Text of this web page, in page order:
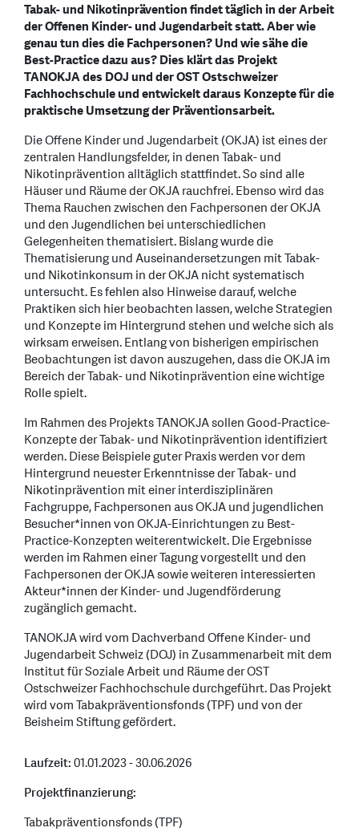
Tabak- und Nikotinprävention findet täglich in der Arbeit
der Offenen Kinder- und Jugendarbeit statt. Aber wie
genau tun dies die Fachpersonen? Und wie sähe die
Best-Practice dazu aus? Dies klärt das Projekt
TANOKJA des DOJ und der OST Ostschweizer
Fachhochschule und entwickelt daraus Konzepte für die
praktische Umsetzung der Präventionsarbeit.
Die Offene Kinder und Jugendarbeit (OKJA) ist eines der
zentralen Handlungsfelder, in denen Tabak- und
Nikotinprävention alltäglich stattfindet. So sind alle
Häuser und Räume der OKJA rauchfrei. Ebenso wird das
Thema Rauchen zwischen den Fachpersonen der OKJA
und den Jugendlichen bei unterschiedlichen
Gelegenheiten thematisiert. Bislang wurde die
Thematisierung und Auseinandersetzungen mit Tabak-
und Nikotinkonsum in der OKJA nicht systematisch
untersucht. Es fehlen also Hinweise darauf, welche
Praktiken sich hier beobachten lassen, welche Strategien
und Konzepte im Hintergrund stehen und welche sich als
wirksam erweisen. Entlang von bisherigen empirischen
Beobachtungen ist davon auszugehen, dass die OKJA im
Bereich der Tabak- und Nikotinprävention eine wichtige
Rolle spielt.
Im Rahmen des Projekts TANOKJA sollen Good-Practice-
Konzepte der Tabak- und Nikotinprävention identifiziert
werden. Diese Beispiele guter Praxis werden vor dem
Hintergrund neuester Erkenntnisse der Tabak- und
Nikotinprävention mit einer interdisziplinären
Fachgruppe, Fachpersonen aus OKJA und jugendlichen
Besucher*innen von OKJA-Einrichtungen zu Best-
Practice-Konzepten weiterentwickelt. Die Ergebnisse
werden im Rahmen einer Tagung vorgestellt und den
Fachpersonen der OKJA sowie weiteren interessierten
Akteur*innen der Kinder- und Jugendförderung
zugänglich gemacht.
TANOKJA wird vom Dachverband Offene Kinder- und
Jugendarbeit Schweiz (DOJ) in Zusammenarbeit mit dem
Institut für Soziale Arbeit und Räume der OST
Ostschweizer Fachhochschule durchgeführt. Das Projekt
wird vom Tabakpräventionsfonds (TPF) und von der
Beisheim Stiftung gefördert.
Laufzeit:01.01.2023 - 30.06.2026
Projektfinanzierung:
Tabakpräventionsfonds (TPF)